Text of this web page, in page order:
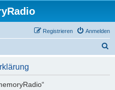
Anmelden
Registrieren